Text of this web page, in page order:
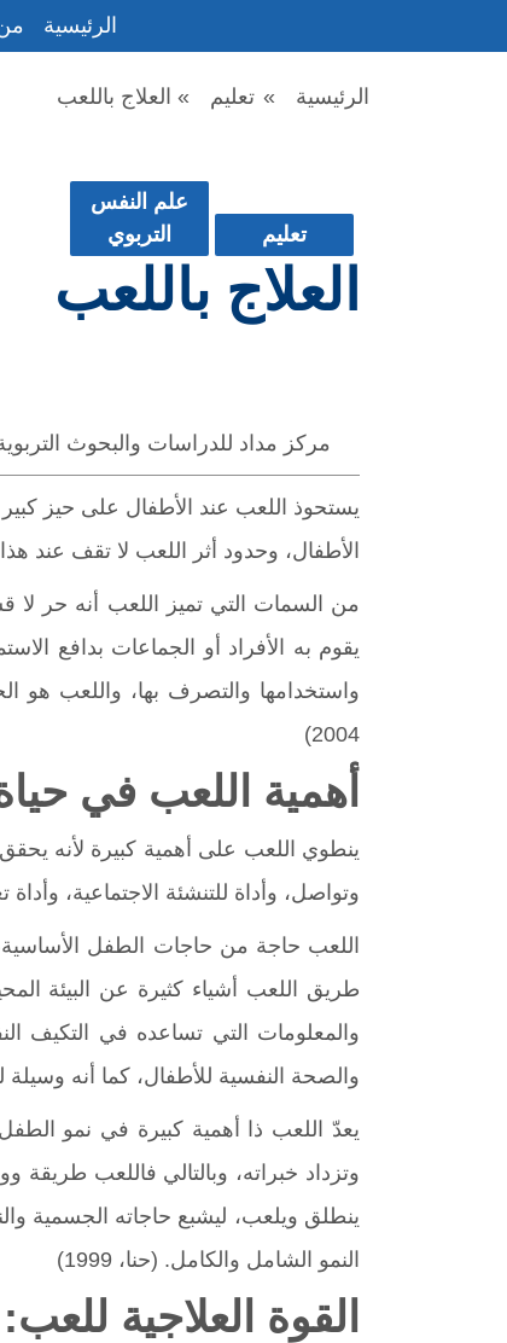
الرئيسية
الرئيسية » تعليم » العلاج باللعب
تعليم
علم النفس
التربوي
العلاج باللعب
مركز مداد للدراسات والبحوث
يستحوذ اللعب عند الأطفال على حيز
الأطفال، وحدود أثر اللعب لا تقف عند
من السمات التي تميز اللعب أنه حر لا
يقوم به الأفراد أو الجماعات بدافع
واستخدامها والتصرف بها، واللعب هو
2004)
أهمية اللعب في
ينطوي اللعب على أهمية كبيرة لأنه
وتواصل، وأداة للتنشئة الاجتماعية،
اللعب حاجة من حاجات الطفل
طريق اللعب أشياء كثيرة عن البيئة
والمعلومات التي تساعده في التكيف
والصحة النفسية للأطفال، كما أنه وسيلة
يعدّ اللعب ذا أهمية كبيرة في نمو
وتزداد خبراته، وبالتالي فاللعب
ينطلق ويلعب، ليشبع حاجاته الجسمية
النمو الشامل والكامل. (حنا، 1999)
القوة العلاجية للعب: